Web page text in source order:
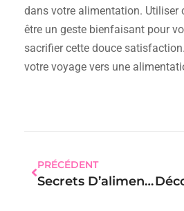
dans votre alimentation. Utiliser
être un geste bienfaisant pour
sacrifier cette douce
votre voyage vers une
PRÉCÉDENT
Secrets D’aliments Santé : Révélez La Force Féminine Dans Votre Assiette